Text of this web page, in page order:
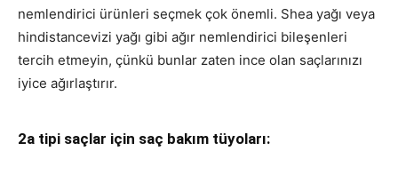
nemlendirici ürünleri seçmek çok önemli. Shea yağı veya
hindistancevizi yağı gibi ağır nemlendirici bileşenleri
tercih etmeyin, çünkü bunlar zaten ince olan saçlarınızı
iyice ağırlaştırır.
2a tipi saçlar için saç bakım tüyoları: